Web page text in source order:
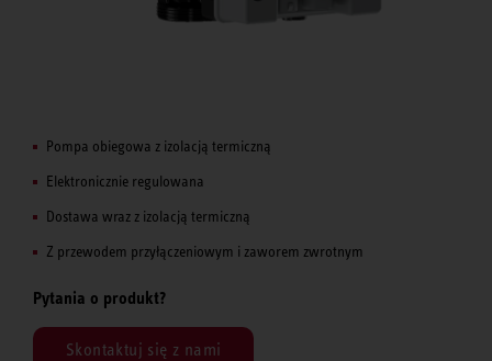
Pompa obiegowa z izolacją termiczną
Elektronicznie regulowana
Dostawa wraz z izolacją termiczną
Z przewodem przyłączeniowym i zaworem zwrotnym
Pytania o produkt?
Skontaktuj się z nami